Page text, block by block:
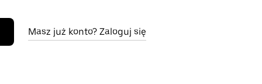
Masz już konto? Zaloguj się